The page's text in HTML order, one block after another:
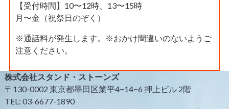
【受付時間】10〜12時、13〜15時
月〜金（祝祭日のぞく）
※通話料が発生します。※おかけ間違いのないようご
注意ください。
株式会社スタンド・ストーンズ
〒130-0002 東京都墨田区業平4−14−6 押上ビル 2階
TEL: 03-6677-1890